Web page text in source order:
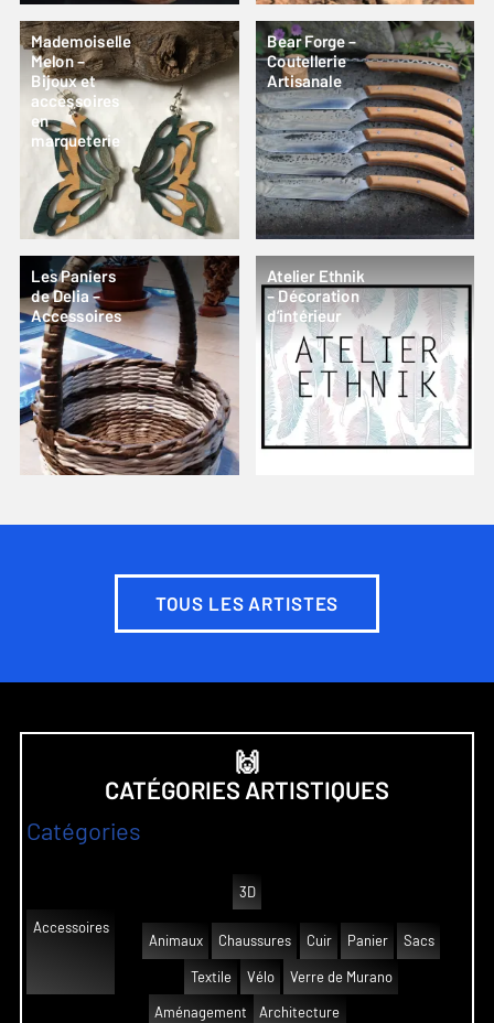
Mademoiselle
Melon –
Bijoux et
accessoires
en
marqueterie
Bear Forge –
Coutellerie
Artisanale
Les Paniers
de Delia –
Accessoires
Atelier Ethnik
– Décoration
d’intérieur
TOUS LES ARTISTES
🙌
CATÉGORIES ARTISTIQUES
Catégories
3D
Accessoires
Animaux
Chaussures Cuir Panier Sacs
Textile Vélo Verre de Murano
Aménagement Architecture